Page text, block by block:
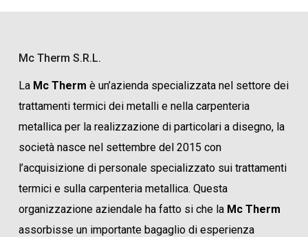
Mc Therm S.r.l.
La Mc Therm è un’azienda specializzata nel settore dei
trattamenti termici dei metalli e nella carpenteria
metallica per la realizzazione di particolari a disegno, la
società nasce nel settembre del 2015 con
l’acquisizione di personale specializzato sui trattamenti
termici e sulla carpenteria metallica. Questa
organizzazione aziendale ha fatto si che la Mc Therm
assorbisse un importante bagaglio di esperienza